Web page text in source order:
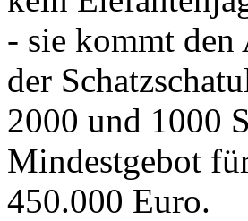
- sie kommt den
der
2000 und 1000
Mindestgebot
450.000 Euro.